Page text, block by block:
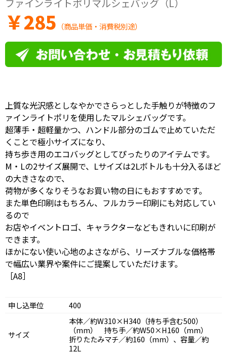
ファインライトポリマルシェバッグ（L）
￥285 （商品単価・消費税別途）
上質な光沢感としなやかでさらっとした手触りが特徴のフ
ァインライトポリを使用したマルシェバッグです。
超薄手・超軽量かつ、ハンドル部分のゴムで止めていただ
くことで極小サイズになり、
持ち歩き用のエコバッグとしてぴったりのアイテムです。
M・Lの2サイズ展開で、Lサイズは2Lボトルも十分入るほど
の大きさなので、
荷物が多くなりそうなお買い物の日にもおすすめです。
また単色印刷はもちろん、フルカラー印刷にも対応してい
るので
お店やイベントロゴ、キャラクターなどもきれいに印刷が
できます。
ほかにない使い心地のよさながら、リーズナブルな価格帯
で幅広い業界や案件にご提案していただけます。
［A8］
申し込単位 400
サイズ
本体／約W310×H340（持ち手含む500）
（mm） 持ち手／約W50×H160（mm）
折りたたみマチ／約160（mm）、容量／約
12L